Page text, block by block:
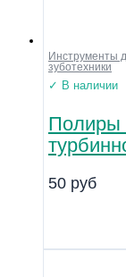
Инструменты
зуботехники
✓ В наличии
Полиры
50 руб